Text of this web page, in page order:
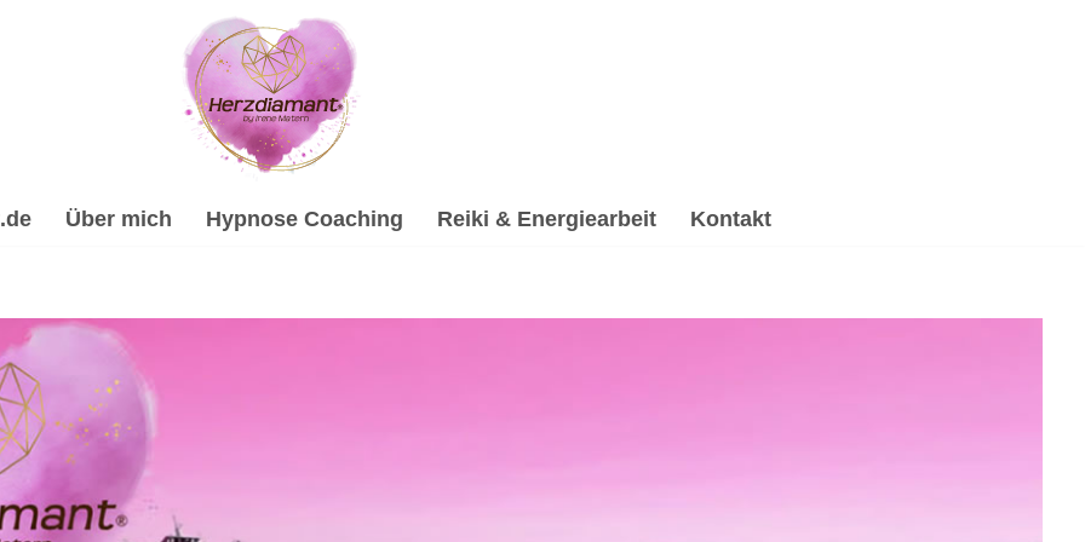
Über mich Hypnose Coaching Reiki & Energiearbeit Kontakt
Psychologische Beratung, Energiearbeit & Reiki, Spirituelle Trauerverarbeitung & Trauerhilfe,
Coach & psychologische Beraterin für Holzgerlingen. ✔️ Reiki & Energiearbeit, ✔️ Hypnose, ☑️ Spirituelle
oder ✔️ Spirituelles Coaching. Ich bin Dein Schlüssel zum Erfolg ✉.